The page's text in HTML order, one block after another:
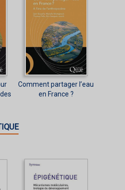
Comment partager l’eau
en France ?